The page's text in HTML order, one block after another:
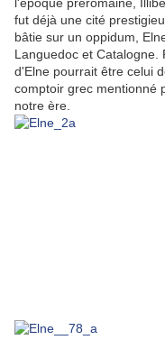
fut déjà une cité
bâtie sur un oppidum,
Languedoc et Catalogne.
d'Elne pourrait être celui
comptoir grec mentionné
notre ère.